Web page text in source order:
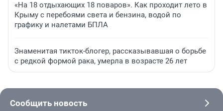
«На 18 отдыхающих 18 поваров». Как проходит лето в
Крыму с перебоями света и бензина, водой по
графику и налетами БПЛА
Знаменитая тикток-блогер, рассказывавшая о борьбе
с редкой формой рака, умерла в возрасте 26 лет
Сообщить новость